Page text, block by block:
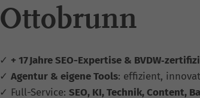
Ottobrunn
✓ + 17 Jahre SEO-Expertise &
✓ Agentur & eigene Tools: effizient,
✓ Full-Service: SEO, KI, Technik, Content,